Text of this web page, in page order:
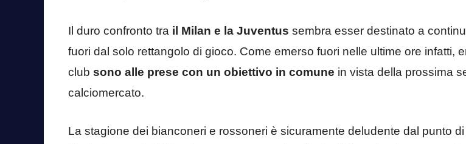
Il duro confronto tra il Milan e la Juventus sembra esser destinato a
fuori dal solo rettangolo di gioco. Come emerso fuori nelle ultime ore infatti,
club sono alle prese con un obiettivo in comune in vista della prossima
calciomercato.
La stagione dei bianconeri e rossoneri è sicuramente deludente dal punto